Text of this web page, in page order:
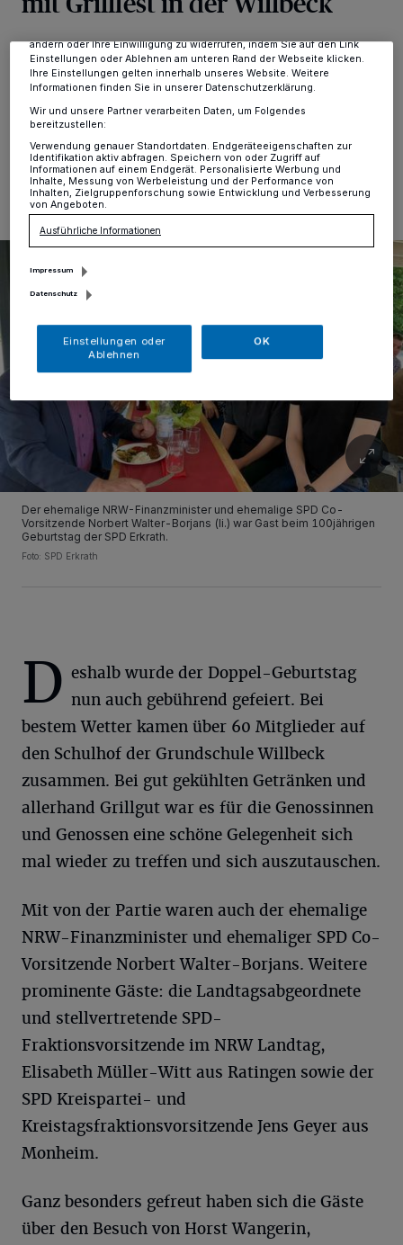
Zwei Geburtstage gab es kürzlich zu feiern. Vor 160
Jahren ist die SPD gegründet worden und seit 100
Jahren gibt es die SPD in Erkrath.
13.06.2023 , 16:19 Uhr Eine Minute Lesezeit
Der ehemalige NRW-Finanzminister und ehemalige SPD Co-
Vorsitzende Norbert Walter-Borjans (li.) war Gast beim 100jährigen
Geburtstag der SPD Erkrath.
Foto: SPD Erkrath
D eshalb wurde der Doppel-Geburtstag
nun auch gebührend gefeiert. Bei
bestem Wetter kamen über 60 Mitglieder auf
den Schulhof der Grundschule Willbeck
zusammen. Bei gut gekühlten Getränken und
allerhand Grillgut war es für die Genossinnen
und Genossen eine schöne Gelegenheit sich
mal wieder zu treffen und sich auszutauschen.
Mit von der Partie waren auch der ehemalige
NRW-Finanzminister und ehemaliger SPD Co-
Vorsitzende Norbert Walter-Borjans. Weitere
prominente Gäste: die Landtagsabgeordnete
und stellvertretende SPD-
Fraktionsvorsitzende im NRW Landtag,
Elisabeth Müller-Witt aus Ratingen sowie der
SPD Kreispartei- und
Kreistagsfraktionsvorsitzende Jens Geyer aus
Monheim.
Ganz besonders gefreut haben sich die Gäste
über den Besuch von Horst Wangerin,
Anzeigen möglicherweise nicht mehr so relevant für Sie. Sie können
ändern oder Ihre Einwilligung zu widerrufen, indem Sie auf den Link
Einstellungen oder Ablehnen am unteren Rand der Webseite klicken.
Ihre Einstellungen gelten innerhalb unseres Website. Weitere
Informationen finden Sie in unserer Datenschutzerklärung.
Wir und unsere Partner verarbeiten Daten, um Folgendes
bereitzustellen:
Verwendung genauer Standortdaten. Endgeräteeigenschaften zur
Identifikation aktiv abfragen. Speichern von oder Zugriff auf
Informationen auf einem Endgerät. Personalisierte Werbung und
Inhalte, Messung von Werbeleistung und der Performance von
Inhalten, Zielgruppenforschung sowie Entwicklung und Verbesserung
von Angeboten.
Ausführliche Informationen
Impressum
Datenschutz
Einstellungen oder
Ablehnen
OK